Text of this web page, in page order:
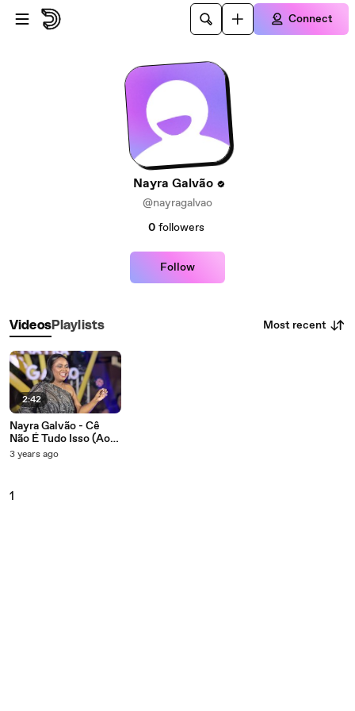
Skip to main content
Connect
Nayra Galvão
@nayragalvao
0 followers
Follow
VideosPlaylists Most recent
2:42
Nayra Galvão - Cê
Não É Tudo Isso (Ao
Vivo Em São Paulo /
3 years ago
1